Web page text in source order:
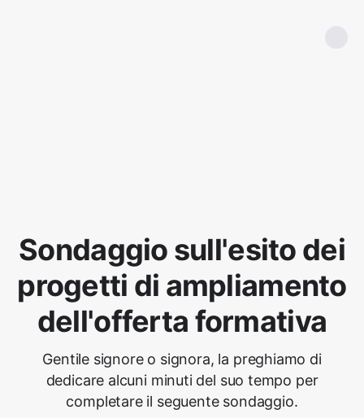
Sondaggio sull'esito dei
progetti di ampliamento
dell'offerta formativa
Gentile signore o signora, la preghiamo di
dedicare alcuni minuti del suo tempo per
completare il seguente sondaggio.